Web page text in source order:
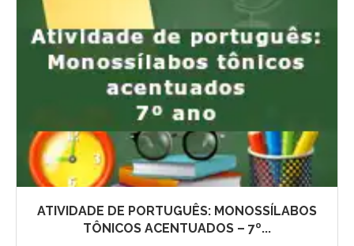
ATIVIDADE DE PORTUGUÊS: MONOSSÍLABOS
TÔNICOS ACENTUADOS – 7º...